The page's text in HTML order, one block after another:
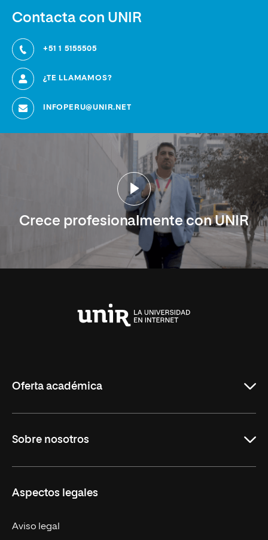
Contacta con UNIR
+51 1 5155505
¿TE LLAMAMOS?
INFOPERU@UNIR.NET
Crece profesionalmente con UNIR
Oferta académica
Maestrías
Sobre nosotros
Trabaja en UNIR
Actualidad UNIR
Aspectos legales
Aviso legal